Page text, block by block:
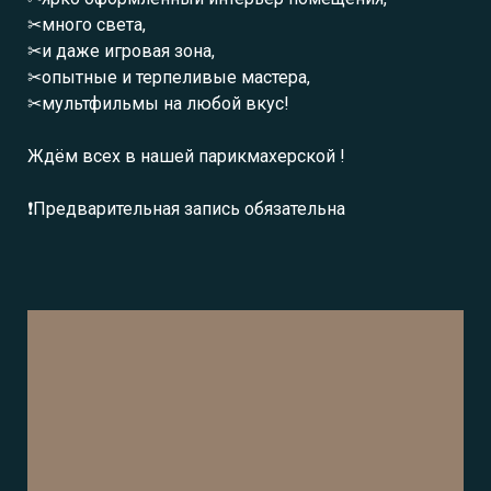
✂много света,⠀⠀
✂и даже игровая зона,⠀
✂опытные и терпеливые мастера,⠀⠀
✂мультфильмы на любой вкус!⠀
Ждём всех в нашей парикмахерской !
❗Предварительная запись обязательна⠀